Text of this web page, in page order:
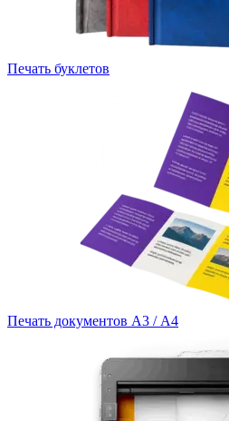
Печать буклетов
Печать документов А3 / А4